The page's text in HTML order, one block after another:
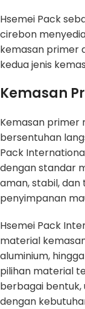
Hsemei Pack
cirebon
kemasan primer
kedua jenis
Kemasan
Kemasan primer
bersentuhan
Pack
dengan standar
aman, stabil,
penyimpanan
Hsemei Pack
material
aluminium,
pilihan material
berbagai bentuk,
dengan